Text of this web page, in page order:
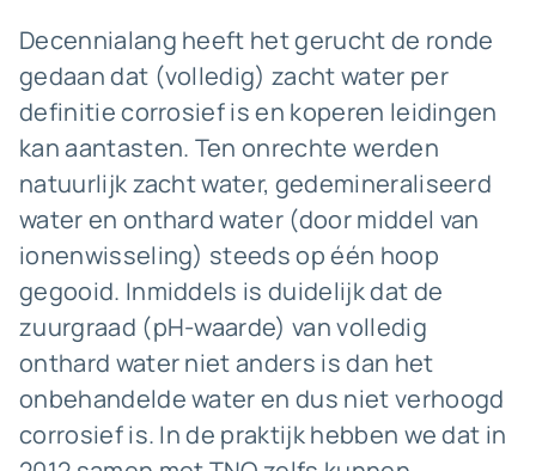
Decennialang heeft het gerucht de ronde
gedaan dat (volledig) zacht water per
definitie corrosief is en koperen leidingen
kan aantasten. Ten onrechte werden
natuurlijk zacht water, gedemineraliseerd
water en onthard water (door middel van
ionenwisseling) steeds op één hoop
gegooid. Inmiddels is duidelijk dat de
zuurgraad (pH-waarde) van volledig
onthard water niet anders is dan het
onbehandelde water en dus niet verhoogd
corrosief is. In de praktijk hebben we dat in